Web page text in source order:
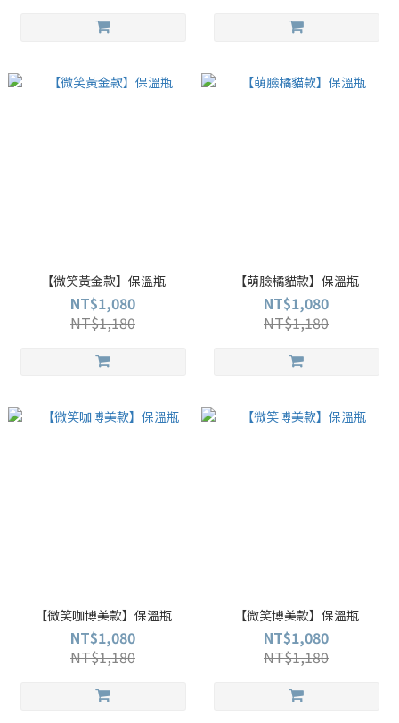
【微笑黃金款】保溫瓶
NT$1,080
NT$1,180
【萌臉橘貓款】保溫瓶
NT$1,080
NT$1,180
【微笑咖博美款】保溫瓶
NT$1,080
NT$1,180
【微笑博美款】保溫瓶
NT$1,080
NT$1,180